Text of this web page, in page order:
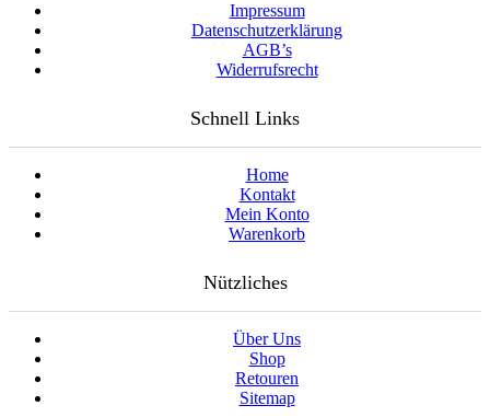
Impressum
Datenschutzerklärung
AGB’s
Widerrufsrecht
Schnell Links
Home
Kontakt
Mein Konto
Warenkorb
Nützliches
Über Uns
Shop
Retouren
Sitemap